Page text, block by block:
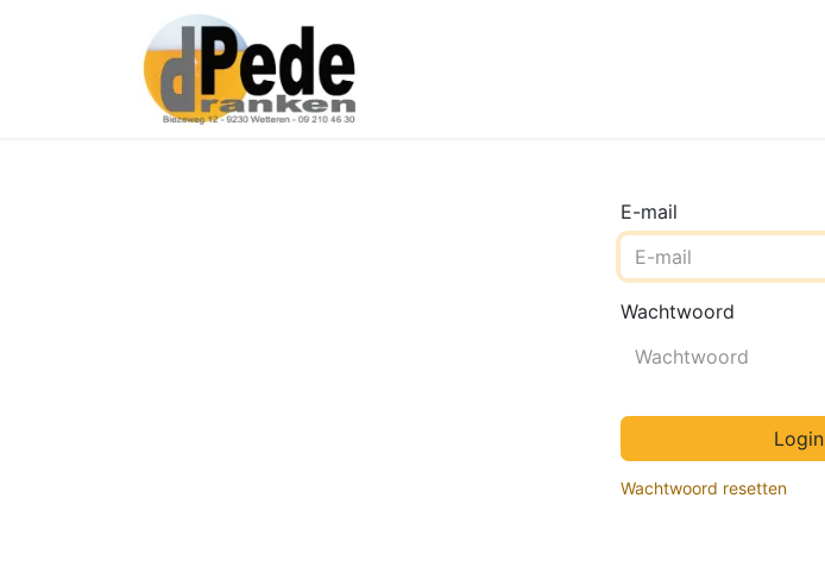
E-mail
Wachtwoord
Login
Wachtwoord resetten